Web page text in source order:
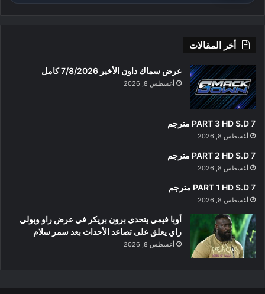
أخر المقالات
عرض سماك داون الأخير 7/8/2026 كامل
أغسطس 8, 2026
PART 3 HD S.D 7 مترجم
أغسطس 8, 2026
PART 2 HD S.D 7 مترجم
أغسطس 8, 2026
PART 1 HD S.D 7 مترجم
أغسطس 8, 2026
أوبا فيمي يتحدى برون بريكر في عرض راو وبولي
راي يعلق على تصاعد الأحداث بعد سمر سلام
أغسطس 8, 2026